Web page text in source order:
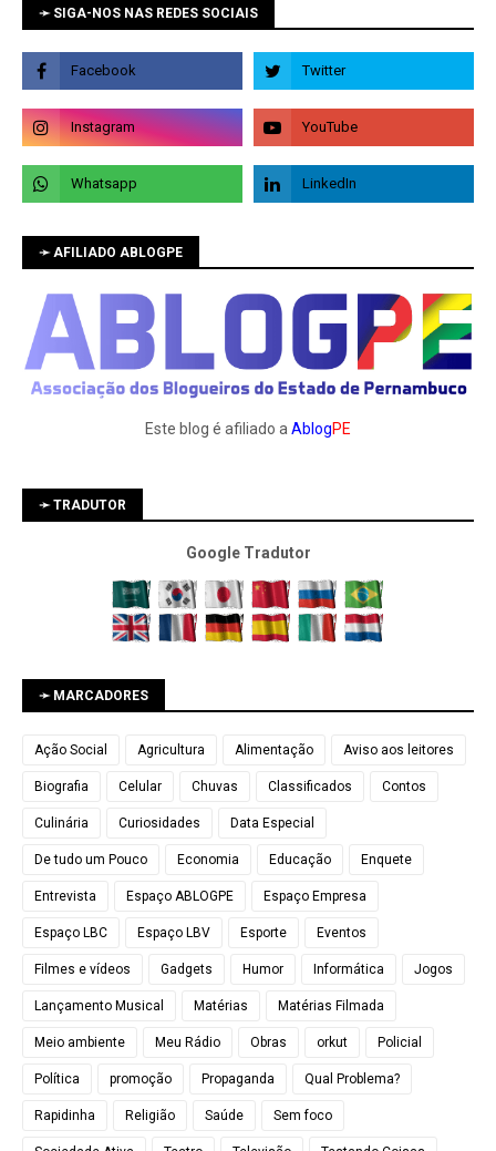
➛ SIGA-NOS NAS REDES SOCIAIS
➛ AFILIADO ABLOGPE
Este blog é afiliado aAblogPE
➛ TRADUTOR
Google Tradutor
➛ MARCADORES
Ação Social Agricultura Alimentação Aviso aos leitores
Biografia Celular Chuvas Classificados Contos
Culinária Curiosidades Data Especial
De tudo um Pouco Economia Educação Enquete
Entrevista Espaço ABLOGPE Espaço Empresa
Espaço LBC Espaço LBV Esporte Eventos
Filmes e vídeos Gadgets Humor Informática Jogos
Lançamento Musical Matérias Matérias Filmada
Meio ambiente Meu Rádio Obras orkut Policial
Política promoção Propaganda Qual Problema?
Rapidinha Religião Saúde Sem foco